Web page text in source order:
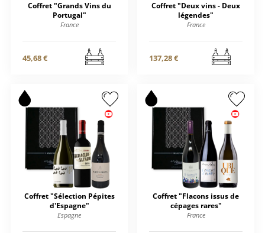
Coffret "Grands Vins du
Portugal"
France
45,68 €
Coffret "Deux vins - Deux
légendes"
France
137,28 €
Coffret "Sélection Pépites
d'Espagne"
Espagne
Coffret "Flacons issus de
cépages rares"
France